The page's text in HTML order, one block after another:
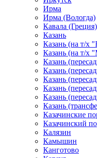
Ирма
Ирма (Вологда)
Кавала (Греция)
Казань
Казань (на т/х
Казань (на т/х
Казань
Казань
Казань
Казань
Казань
Казань
Казачинские
Казачинский
Калязин
Камышин
Канготово